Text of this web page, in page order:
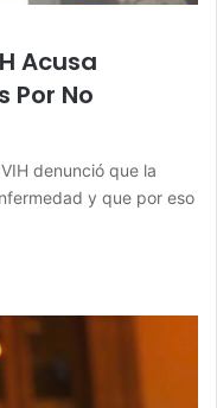
Acusa
Por No
denunció que la
y que por eso